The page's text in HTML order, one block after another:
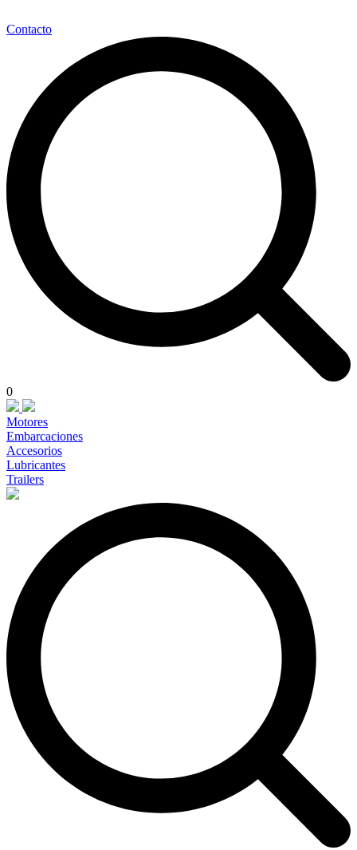
Contacto
0
Motores
Embarcaciones
Accesorios
Lubricantes
Trailers